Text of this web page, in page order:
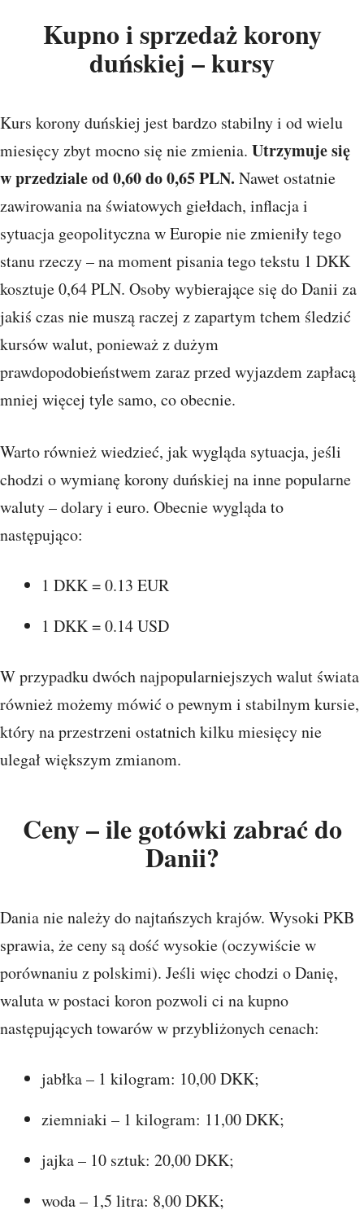
Kupno i sprzedaż korony
duńskiej – kursy
Kurs korony duńskiej jest bardzo stabilny i od wielu
miesięcy zbyt mocno się nie zmienia. Utrzymuje się
w przedziale od 0,60 do 0,65 PLN. Nawet ostatnie
zawirowania na światowych giełdach, inflacja i
sytuacja geopolityczna w Europie nie zmieniły tego
stanu rzeczy – na moment pisania tego tekstu 1 DKK
kosztuje 0,64 PLN. Osoby wybierające się do Danii za
jakiś czas nie muszą raczej z zapartym tchem śledzić
kursów walut, ponieważ z dużym
prawdopodobieństwem zaraz przed wyjazdem zapłacą
mniej więcej tyle samo, co obecnie.
Warto również wiedzieć, jak wygląda sytuacja, jeśli
chodzi o wymianę korony duńskiej na inne popularne
waluty – dolary i euro. Obecnie wygląda to
następująco:
1 DKK = 0.13 EUR
1 DKK = 0.14 USD
W przypadku dwóch najpopularniejszych walut świata
również możemy mówić o pewnym i stabilnym kursie,
który na przestrzeni ostatnich kilku miesięcy nie
ulegał większym zmianom.
Ceny – ile gotówki zabrać do
Danii?
Dania nie należy do najtańszych krajów. Wysoki PKB
sprawia, że ceny są dość wysokie (oczywiście w
porównaniu z polskimi). Jeśli więc chodzi o Danię,
waluta w postaci koron pozwoli ci na kupno
następujących towarów w przybliżonych cenach:
jabłka – 1 kilogram: 10,00 DKK;
ziemniaki – 1 kilogram: 11,00 DKK;
jajka – 10 sztuk: 20,00 DKK;
woda – 1,5 litra: 8,00 DKK;